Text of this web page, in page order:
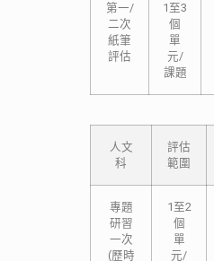
第一/
二次
紙筆
評估
1至3
個
單
元/
課題
人文
科
評估
範圍
專題
研習
一次
(歷時
1至2
個
單
元/